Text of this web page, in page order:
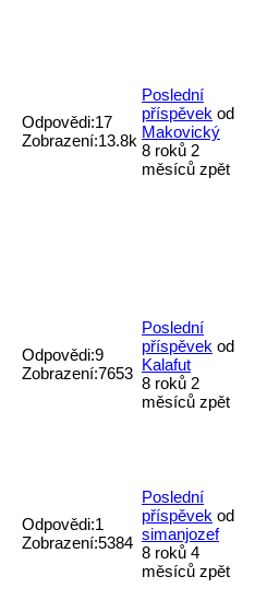
Odpovědi:17
Zobrazení:13.8k
Poslední
příspěvek od
Makovický
8 roků 2
měsíců zpět
Odpovědi:9
Zobrazení:7653
Poslední
příspěvek od
Kalafut
8 roků 2
měsíců zpět
Odpovědi:1
Zobrazení:5384
Poslední
příspěvek od
simanjozef
8 roků 4
měsíců zpět